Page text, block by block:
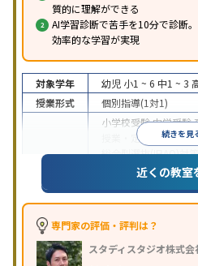
質的に理解ができる
AI学習診断で苦手を10分で診断
効率的な学習が実現
続きを見
対象学年 幼児 小1 ~ 6 中1 ~ 3
授業形式
個別指導(1対1)
小学校受験中学受験
授業・定期テスト対策
総合型選抜(旧AO)対策
国公立大対策私大
語・英会話特化対策
特徴
中高一貫校生に対応
応
学習にPC・タブレ
科目から受講可能季
近くの教室
専門家の評価・評判は？
スタディスタジオ株式